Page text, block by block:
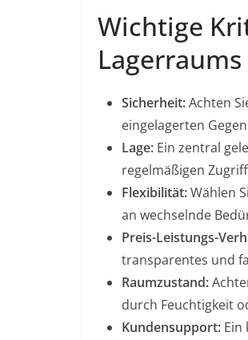
Wichtige
Sicherheit:Achten
eingelagerten
Lage: Ein zentral
regelmäßigen
Flexibilität:Wählen
an wechselnde
Preis-Leistungs-
transparentes und
Raumzustand:
durch Feuchtigkeit
Kundensupport: Ein